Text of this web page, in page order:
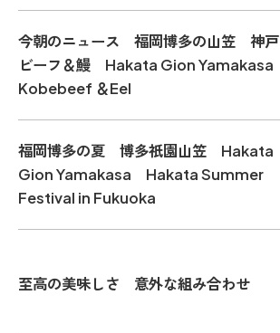
今朝のニュース 福岡博多の山笠 神戸
ビーフ＆鰻 Hakata Gion Yamakasa
Kobebeef ＆Eel
福岡博多の夏 博多祇園山笠 Hakata
Gion Yamakasa Hakata Summer
Festival in Fukuoka
至高の美味しさ 意外な組み合わせ